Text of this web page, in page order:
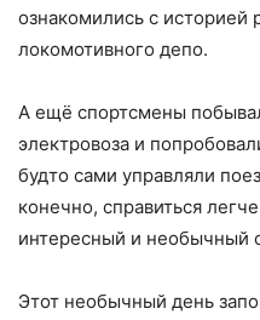
ознакомились с историей
локомотивного депо.
А ещё спортсмены
электровоза и
будто сами управляли
конечно, справиться
интересный и необычный
Этот необычный день